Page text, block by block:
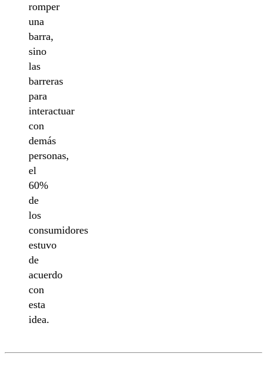
romper
una
barra,
sino
las
barreras
para
interactuar
con
demás
personas,
el
60%
de
los
consumidores
estuvo
de
acuerdo
con
esta
idea.